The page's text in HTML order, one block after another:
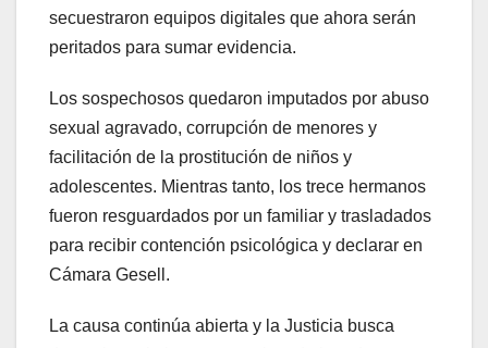
secuestraron equipos digitales que ahora serán
peritados para sumar evidencia.
Los sospechosos quedaron imputados por abuso
sexual agravado, corrupción de menores y
facilitación de la prostitución de niños y
adolescentes. Mientras tanto, los trece hermanos
fueron resguardados por un familiar y trasladados
para recibir contención psicológica y declarar en
Cámara Gesell.
La causa continúa abierta y la Justicia busca